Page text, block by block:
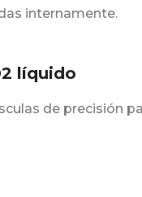
internamente.
líquido
de precisión